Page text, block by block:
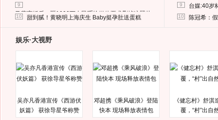
9
马蓉离婚后，砸1000万人民币给媒体要求删掉这照片
10 甜到腻！黄晓明上海庆生 Baby挺孕肚送蛋糕
9 台媒:40岁
10 陈冠希：
娱乐·大视野
吴亦凡香港宣传《西游伏
妖篇》 获徐导星爷称赞
邓超携《乘风破浪》登陆
快本 现场释放表情包
《健忘村》舒淇
覆，“村”出自